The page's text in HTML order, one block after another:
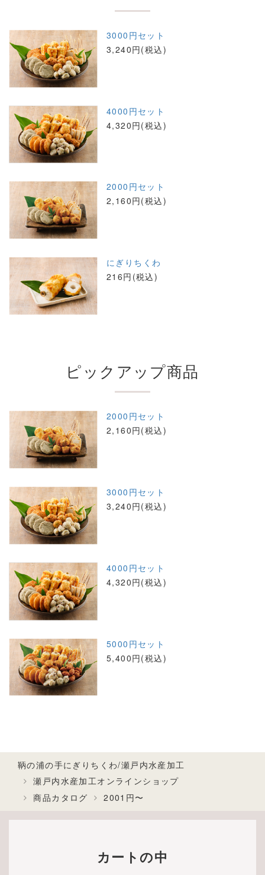
3000円セット
3,240円(税込)
4000円セット
4,320円(税込)
2000円セット
2,160円(税込)
にぎりちくわ
216円(税込)
ピックアップ商品
2000円セット
2,160円(税込)
3000円セット
3,240円(税込)
4000円セット
4,320円(税込)
5000円セット
5,400円(税込)
鞆の浦の手にぎりちくわ/瀬戸内水産加工
瀬戸内水産加工オンラインショップ
商品カタログ
2001円〜
カートの中